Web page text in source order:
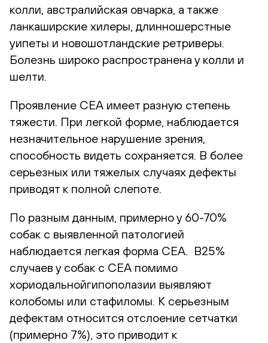
колли, австралийская овчарка, а также
ланкаширские хилеры, длинношерстные
уипеты и новошотландские ретриверы.
Болезнь широко распространена у колли и
шелти.
Проявление CEA имеет разную степень
тяжести. При легкой форме, наблюдается
незначительное нарушение зрения,
способность видеть сохраняется. В более
серьезных или тяжелых случаях дефекты
приводят к полной слепоте.
По разным данным, примерно у 60-70%
собак с выявленной патологией
наблюдается легкая форма CEA. В25%
случаев у собак с CEA помимо
хориодальнойгипополазии выявляют
колобомы или стафиломы. К серьезным
дефектам относится отслоение сетчатки
(примерно 7%), это приводит к